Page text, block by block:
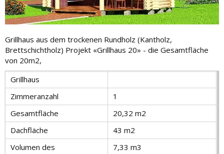
Grillhaus aus dem trockenen Rundholz (Kantholz,
Brettschichtholz) Projekt «Grillhaus 20» - die Gesamtfläche
von 20m2,
Grillhaus
Zimmeranzahl
1
Gesamtfläche
20,32 m2
Dachfläche
43 m2
Volumen des
7,33 m3